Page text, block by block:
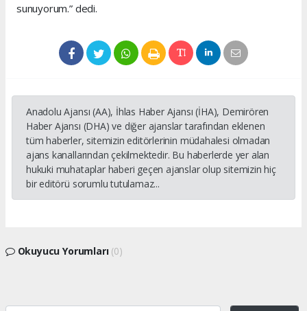
sunuyorum.” dedi.
Anadolu Ajansı (AA), İhlas Haber Ajansı (İHA), Demirören
Haber Ajansı (DHA) ve diğer ajanslar tarafından eklenen
tüm haberler, sitemizin editörlerinin müdahalesi olmadan
ajans kanallarından çekilmektedir. Bu haberlerde yer alan
hukuki muhataplar haberi geçen ajanslar olup sitemizin hiç
bir editörü sorumlu tutulamaz...
Okuyucu Yorumları (0)